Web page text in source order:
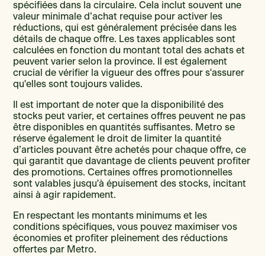
spécifiées dans la circulaire. Cela inclut souvent une
valeur minimale d’achat requise pour activer les
réductions, qui est généralement précisée dans les
détails de chaque offre. Les taxes applicables sont
calculées en fonction du montant total des achats et
peuvent varier selon la province. Il est également
crucial de vérifier la vigueur des offres pour s'assurer
qu'elles sont toujours valides.
Il est important de noter que la disponibilité des
stocks peut varier, et certaines offres peuvent ne pas
être disponibles en quantités suffisantes. Metro se
réserve également le droit de limiter la quantité
d’articles pouvant être achetés pour chaque offre, ce
qui garantit que davantage de clients peuvent profiter
des promotions. Certaines offres promotionnelles
sont valables jusqu'à épuisement des stocks, incitant
ainsi à agir rapidement.
En respectant les montants minimums et les
conditions spécifiques, vous pouvez maximiser vos
économies et profiter pleinement des réductions
offertes par Metro.